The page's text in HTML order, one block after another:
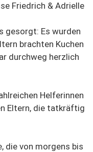
Friedrich & Adrielle
gesorgt: Es wurden
brachten Kuchen
durchweg herzlich
Helferinnen
Eltern, die tatkräftig
die von morgens bis